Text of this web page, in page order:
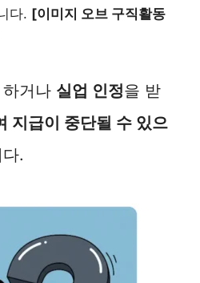
다. [이미지 오브 구직활동
거나 실업 인정을 받
지급이 중단될 수 있으
.